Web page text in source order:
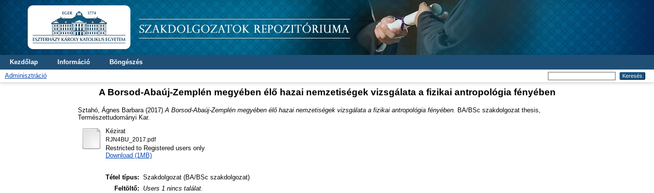
Kezdőlap Információ
Böngészés
Adminisztráció
A Borsod-Abaúj-Zemplén megyében élő hazai nemzetiségek vizsgálata a fizikai antropológia fényében
Sztahó, Ágnes Barbara (2017) A Borsod-Abaúj-Zemplén megyében élő hazai nemzetiségek vizsgálata a fizikai antropológia fényében.
BA/BSc szakdolgozat thesis,
Természettudományi Kar.
Kézirat
RJN4BU_2017.pdf
Restricted to Registered users only
Download (1MB)
Tétel típus: Szakdolgozat (BA/BSc szakdolgozat)
Feltöltő:
Users 1 nincs találat.